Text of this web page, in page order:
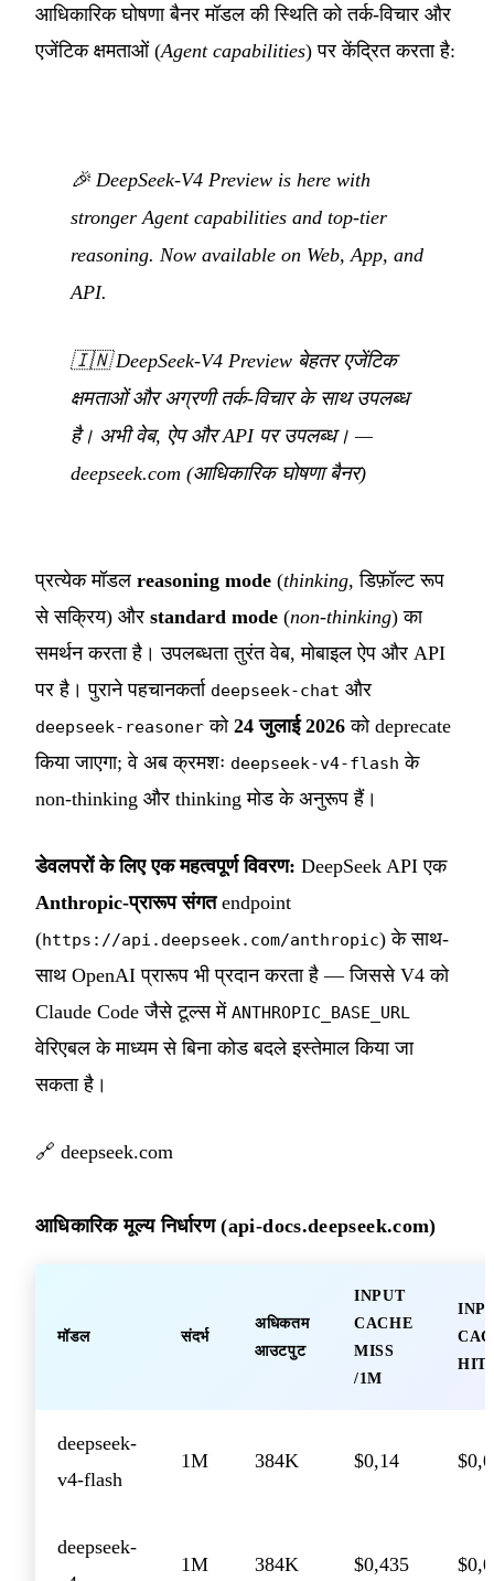
आधिकारिक घोषणा बैनर मॉडल की स्थिति को तर्क-विचार और
एजेंटिक क्षमताओं (Agent capabilities) पर केंद्रित करता है:
🎉 DeepSeek-V4 Preview is here with
stronger Agent capabilities and top-tier
reasoning. Now available on Web, App, and
API.
🇮🇳DeepSeek-V4 Preview बेहतर एजेंटिक
क्षमताओं और अग्रणी तर्क-विचार के साथ उपलब्ध
है। अभी वेब, ऐप और API पर उपलब्ध। —
deepseek.com (आधिकारिक घोषणा बैनर)
प्रत्येक मॉडल reasoning mode (thinking, डिफ़ॉल्ट रूप
से सक्रिय) और standard mode (non-thinking) का
समर्थन करता है। उपलब्धता तुरंत वेब, मोबाइल ऐप और API
पर है। पुराने पहचानकर्ता deepseek-chat और
deepseek-reasoner को 24 जुलाई 2026 को deprecate
किया जाएगा; वे अब क्रमशः deepseek-v4-flash के
non-thinking और thinking मोड के अनुरूप हैं।
डेवलपरों के लिए एक महत्वपूर्ण विवरण: DeepSeek API एक
Anthropic-प्रारूप संगतendpoint
(https://api.deepseek.com/anthropic) के साथ-
साथ OpenAI प्रारूप भी प्रदान करता है — जिससे V4 को
Claude Code जैसे टूल्स में ANTHROPIC_BASE_URL
वेरिएबल के माध्यम से बिना कोड बदले इस्तेमाल किया जा
सकता है।
🔗 deepseek.com
आधिकारिक मूल्य निर्धारण (api-docs.deepseek.com)
मॉडल संदर्भ
अधिकतम
आउटपुट
INPUT
CACHE
MISS
/1M
HIT
deepseek-
v4-flash
1M 384K $0,14
deepseek-
1M 384K $0,435